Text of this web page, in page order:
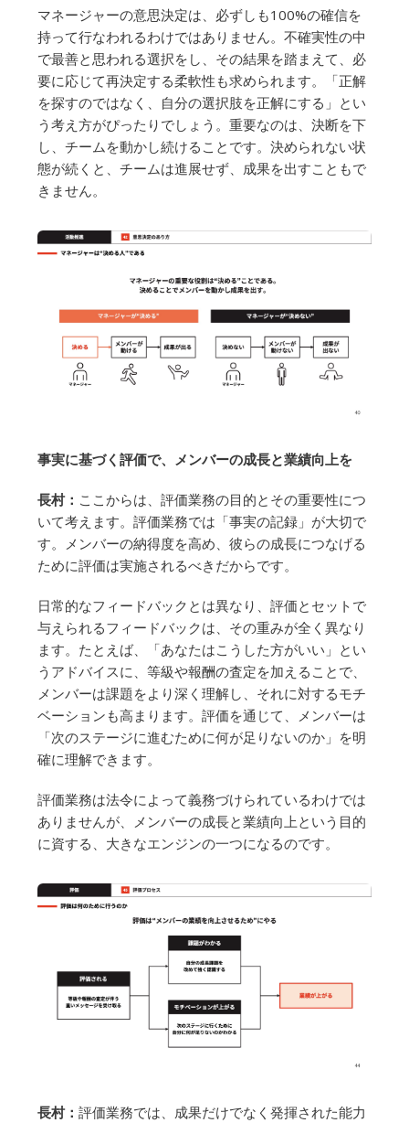
マネージャーの意思決定は、必ずしも100%の確信を
持って行なわれるわけではありません。不確実性の中
で最善と思われる選択をし、その結果を踏まえて、必
要に応じて再決定する柔軟性も求められます。「正解
を探すのではなく、自分の選択肢を正解にする」とい
う考え方がぴったりでしょう。重要なのは、決断を下
し、チームを動かし続けることです。決められない状
態が続くと、チームは進展せず、成果を出すこともで
きません。
事実に基づく評価で、メンバーの成長と業績向上を
長村： ここからは、評価業務の目的とその重要性につ
いて考えます。評価業務では「事実の記録」が大切で
す。メンバーの納得度を高め、彼らの成長につなげる
ために評価は実施されるべきだからです。
日常的なフィードバックとは異なり、評価とセットで
与えられるフィードバックは、その重みが全く異なり
ます。たとえば、「あなたはこうした方がいい」とい
うアドバイスに、等級や報酬の査定を加えることで、
メンバーは課題をより深く理解し、それに対するモチ
ベーションも高まります。評価を通じて、メンバーは
「次のステージに進むために何が足りないのか」を明
確に理解できます。
評価業務は法令によって義務づけられているわけでは
ありませんが、メンバーの成長と業績向上という目的
に資する、大きなエンジンの一つになるのです。
長村： 評価業務では、成果だけでなく発揮された能力